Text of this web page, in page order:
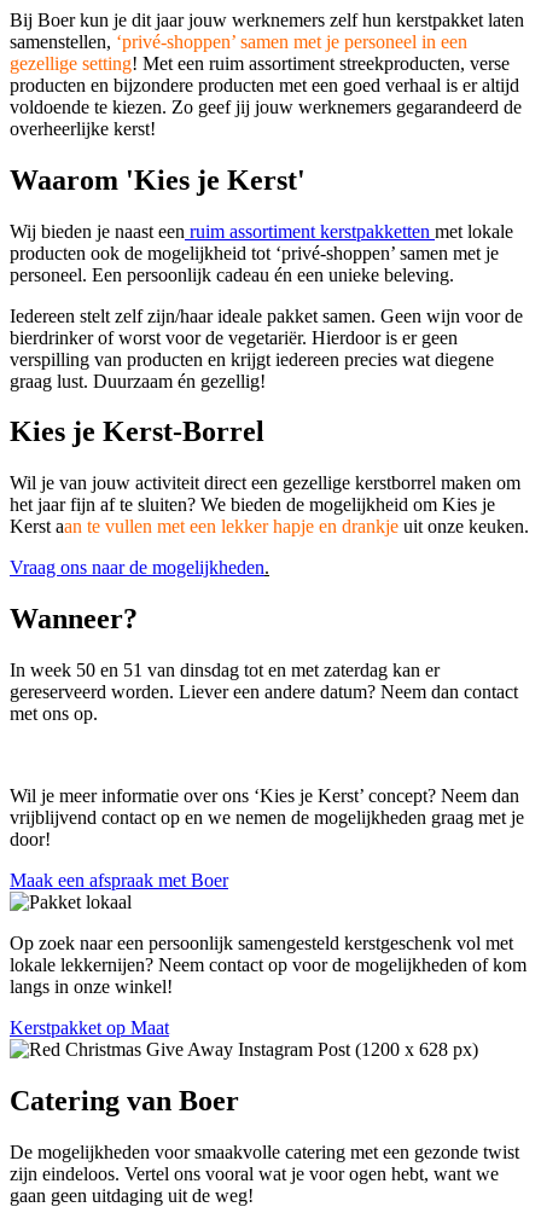
Bij Boer kun je dit jaar jouw werknemers zelf hun kerstpakket laten
samenstellen, ‘privé-shoppen’ samen met je personeel in een
gezellige setting! Met een ruim assortiment streekproducten, verse
producten en bijzondere producten met een goed verhaal is er altijd
voldoende te kiezen. Zo geef jij jouw werknemers gegarandeerd de
overheerlijke kerst!
Waarom 'Kies je Kerst'
Wij bieden je naast een ruim assortiment kerstpakketten met lokale
producten ook de mogelijkheid tot ‘privé-shoppen’ samen met je
personeel. Een persoonlijk cadeau én een unieke beleving.
Iedereen stelt zelf zijn/haar ideale pakket samen. Geen wijn voor de
bierdrinker of worst voor de vegetariër. Hierdoor is er geen
verspilling van producten en krijgt iedereen precies wat diegene
graag lust. Duurzaam én gezellig!
Kies je Kerst-Borrel
Wil je van jouw activiteit direct een gezellige kerstborrel maken om
het jaar fijn af te sluiten? We bieden de mogelijkheid om Kies je
Kerst aan te vullen met een lekker hapje en drankje uit onze keuken.
Vraag ons naar de mogelijkheden.
Wanneer?
In week 50 en 51 van dinsdag tot en met zaterdag kan er
gereserveerd worden. Liever een andere datum? Neem dan contact
met ons op.
Wil je meer informatie over ons ‘Kies je Kerst’ concept? Neem dan
vrijblijvend contact op en we nemen de mogelijkheden graag met je
door!
Maak een afspraak met Boer
Op zoek naar een persoonlijk samengesteld kerstgeschenk vol met
lokale lekkernijen? Neem contact op voor de mogelijkheden of kom
langs in onze winkel!
Kerstpakket op Maat
Catering van Boer
De mogelijkheden voor smaakvolle catering met een gezonde twist
zijn eindeloos. Vertel ons vooral wat je voor ogen hebt, want we
gaan geen uitdaging uit de weg!